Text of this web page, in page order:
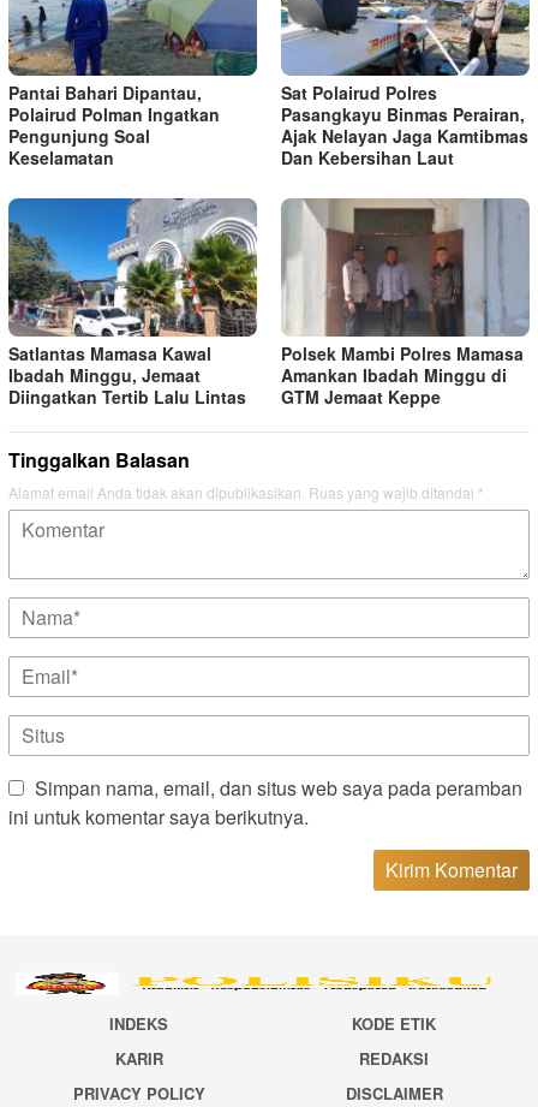
Pantai Bahari Dipantau,
Polairud Polman Ingatkan
Pengunjung Soal
Keselamatan
Sat Polairud Polres
Pasangkayu Binmas Perairan,
Ajak Nelayan Jaga Kamtibmas
Dan Kebersihan Laut
Satlantas Mamasa Kawal
Ibadah Minggu, Jemaat
Diingatkan Tertib Lalu Lintas
Polsek Mambi Polres Mamasa
Amankan Ibadah Minggu di
GTM Jemaat Keppe
Tinggalkan Balasan
Alamat email Anda tidak akan dipublikasikan. Ruas yang wajib ditandai *
Simpan nama, email, dan situs web saya pada peramban
ini untuk komentar saya berikutnya.
INDEKS
KODE ETIK
KARIR
REDAKSI
PRIVACY POLICY
DISCLAIMER